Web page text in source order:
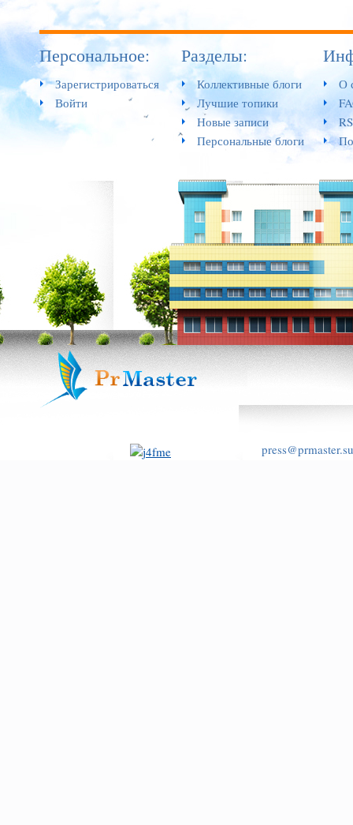
Персональное:
Зарегистрироваться
Войти
Разделы:
Коллективные блоги
Лучшие топики
Новые записи
Персональные блоги
О
press@prmaster.su